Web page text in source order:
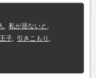
私が居ないと
王子 引きこもり